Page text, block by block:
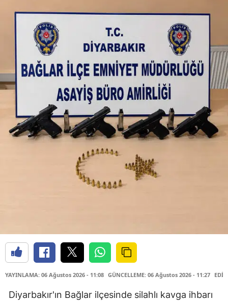
YAYINLAMA: 06 Ağustos 2026 - 11:08 GÜNCELLEME: 06 Ağustos 2026 - 11:27
Diyarbakır'ın Bağlar ilçesinde silahlı kavga ihbarı